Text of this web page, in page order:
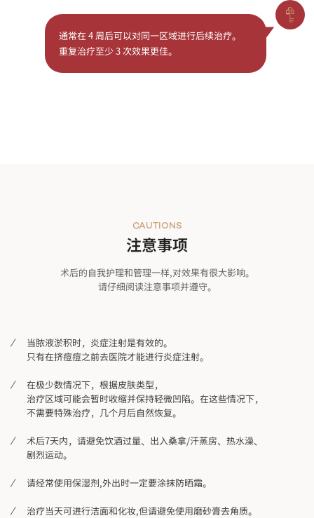
通常在 4 周后可以对同一区域进行后续治疗。
重复治疗至少 3 次效果更佳。
注意事项
CAUTIONS
术后的自我护理和管理一样,对效果有很大影响。
请仔细阅读注意事项并遵守。
当脓液淤积时，炎症注射是有效的。
只有在挤痘痘之前去医院才能进行炎症注射。
在极少数情况下，根据皮肤类型，
治疗区域可能会暂时收缩并保持轻微凹陷。在这些情况下，
不需要特殊治疗，几个月后自然恢复。
术后7天内，请避免饮酒过量、出入桑拿/汗蒸房、热水澡、
剧烈运动。
请经常使用保湿剂,外出时一定要涂抹防晒霜。
治疗当天可进行洁面和化妆,但请避免使用磨砂膏去角质。